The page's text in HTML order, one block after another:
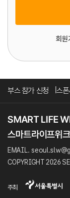
회원
부스 참가 신청 스
EMAIL.
COPYRIGHT 2026
주최